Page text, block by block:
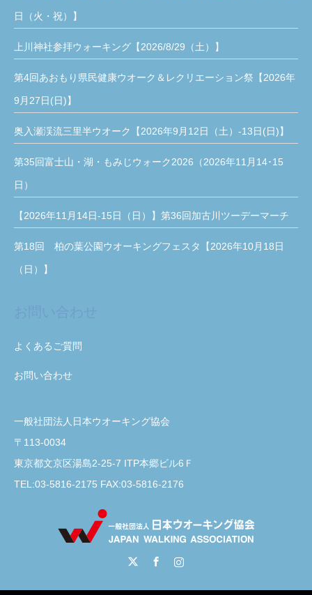
日（火・祝）】
上川神社参拝ウォーキング【2026/8/29（土）】
第4回あおもり県民健康ウオーク＆レクリエーション祭【2026年
9月27日(日)】
奥入瀬渓流三里半ウオーク【2026年9月12日（土）-13日(日)】
第35回富士山・湖・もみじウォーク2026（2026年11月14･15
日）
【2026年11月14日-15日（日）】第36回加古川ツーデーマーチ
第18回 柏の葉公園ウオーキングフェスタ【2026年10月18日
（日）】
よくあるご質問
お問い合わせ
一般社団法人日本ウオーキング協会
〒113-0034
東京都文京区湯島2-25-7 ITP本郷ビル6Ｆ
TEL:03-5816-2175 FAX:03-5816-2176